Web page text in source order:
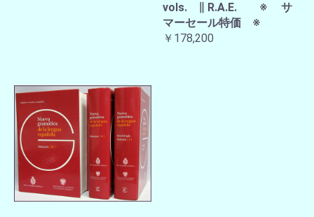
vols. ∥ R.A.E. ※ サ
マーセール特価 ※
￥178,200